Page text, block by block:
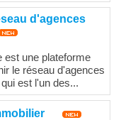
d'agences
est une plateforme
le réseau d'agences
est l'un des...